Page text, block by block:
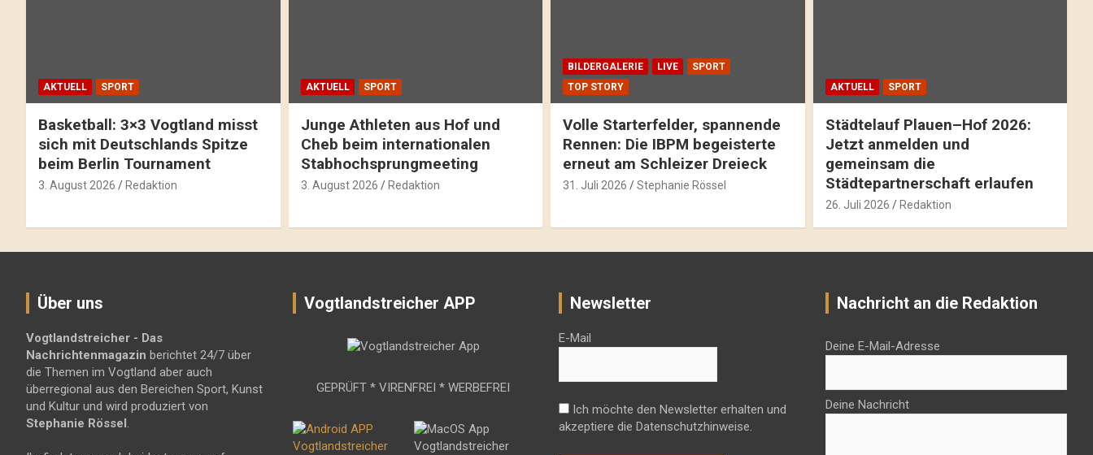
AKTUELL SPORT
Basketball: 3×3 Vogtland misst
sich mit Deutschlands Spitze
beim Berlin Tournament
3. August 2026 Redaktion
AKTUELL SPORT
Junge Athleten aus Hof und
Cheb beim internationalen
Stabhochsprungmeeting
3. August 2026 Redaktion
BILDERGALERIE LIVE
SPORT
TOP STORY
Volle Starterfelder, spannende
Rennen: Die IBPM begeisterte
erneut am Schleizer Dreieck
31. Juli 2026 Stephanie Rössel
AKTUELL SPORT
Städtelauf Plauen–Hof 2026:
Jetzt anmelden und
gemeinsam die
Städtepartnerschaft erlaufen
26. Juli 2026 Redaktion
Über uns
Vogtlandstreicher - Das
Nachrichtenmagazin berichtet 24/7 über
die Themen im Vogtland aber auch
überregional aus den Bereichen Sport, Kunst
und Kultur und wird produziert von
Stephanie Rössel.
Vogtlandstreicher APP
GEPRÜFT * VIRENFREI * WERBEFREI
Newsletter
E-Mail
Ich möchte den Newsletter erhalten und
akzeptiere die Datenschutzhinweise.
Nachricht an die Redaktion
Deine E-Mail-Adresse
Deine Nachricht